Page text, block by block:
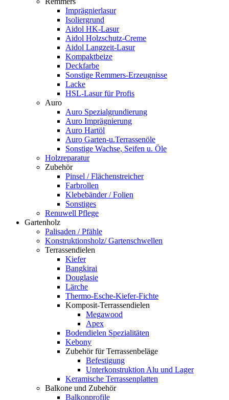
Imprägnierlasur
Isoliergrund
Aidol HK-Lasur
Aidol Holzschutz-Creme
Aidol Langzeit-Lasur
Kompaktbeize
Deckfarbe
Sonstige Remmers-Erzeugnisse
Lacke
HSL-Lasur für Profis
Auro
Auro Spezialgrundierung
Auro Imprägnierung
Auro Hartöl
Auro Garten-u.Terrassenöle
Sonstige Wachse, Seifen u. Öle
Holzreparatur
Zubehör
Pinsel / Flächenstreicher
Farbrollen
Klebebänder / Folien
Sonstiges
Renuwell Pflege
Gartenholz
Palisaden / Pfähle
Konstruktionsholz/ Gartenschwellen
Terrassendielen
Kiefer
Bangkirai
Douglasie
Lärche
Thermo-Esche-Kiefer-Fichte
Komposit-Terrassendielen
Megawood
Apex
Bodendielen Spezialitäten
Kebony
Zubehör für Terrassenbeläge
Befestigung
Unterkonstruktion Alu und Lager
Keramische Terrassenplatten
Balkone und Zubehör
Balkonprofile